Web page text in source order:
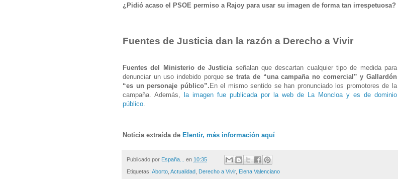
¿Pidió acaso el PSOE permiso a Rajoy para usar su imagen de forma tan irrespetuosa?
Fuentes de Justicia dan la razón a Derecho a Vivir
Fuentes del Ministerio de Justicia señalan que descartan cualquier tipo de medida para
denunciar un uso indebido porquese trata de “una campaña no comercial” y Gallardón
“es un personaje público”.En el mismo sentido se han pronunciado los promotores de la
campaña. Además, la imagen fue publicada por la web de La Moncloa y es de dominio
público
Noticia extraída de Elentir, más información aquí
Publicado por España... en 10:35
Etiquetas: Aborto Actualidad Derecho a Vivir, Elena Valenciano